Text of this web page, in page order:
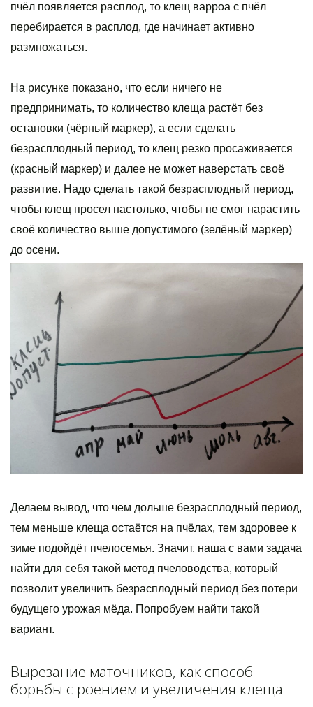
пчёл появляется расплод, то клещ варроа с пчёл
перебирается в расплод, где начинает активно
размножаться.
На рисунке показано, что если ничего не
предпринимать, то количество клеща растёт без
остановки (чёрный маркер), а если сделать
безрасплодный период, то клещ резко просаживается
(красный маркер) и далее не может наверстать своё
развитие. Надо сделать такой безрасплодный период,
чтобы клещ просел настолько, чтобы не смог нарастить
своё количество выше допустимого (зелёный маркер)
до осени.
Делаем вывод, что чем дольше безрасплодный период,
тем меньше клеща остаётся на пчёлах, тем здоровее к
зиме подойдёт пчелосемья. Значит, наша с вами задача
найти для себя такой метод пчеловодства, который
позволит увеличить безрасплодный период без потери
будущего урожая мёда. Попробуем найти такой
вариант.
Вырезание маточников, как способ
борьбы с роением и увеличения клеща